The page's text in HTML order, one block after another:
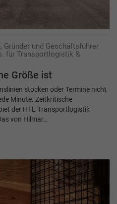
und Geschäftsführer
für Transportlogistik &
Größe ist
stocken oder Termine nicht
Minute. Zeitkritische
der HTL Transportlogistik
von Hilmar…